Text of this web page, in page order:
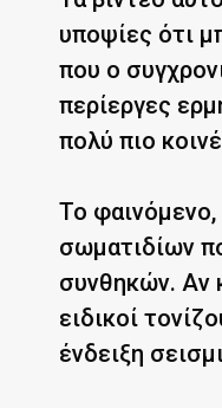
υποψίες ότι
που ο
περίεργες
πολύ πιο
Το
σωματιδίων
συνθηκών. Αν
ειδικοί
ένδειξη